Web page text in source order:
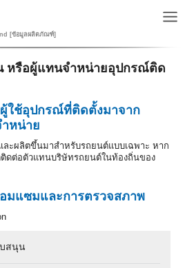
[ข้อมูลผลิตภัณฑ์]
หรือผู้แทนจำหน่ายอุปกรณ์ติด
ใช้อุปกรณ์ที่ติดตั้งมาจาก
หน่าย
ะผลิตขึ้นมาสำหรับรถยนต์แบบเฉพาะ หาก
ดต่อตัวแทนบริษัทรถยนต์ในท้องถิ่นของ
มแซมและการตรวจสภาพ
สนุน